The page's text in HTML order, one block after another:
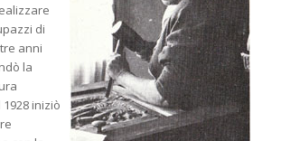
di
anni
la
1928 iniziò